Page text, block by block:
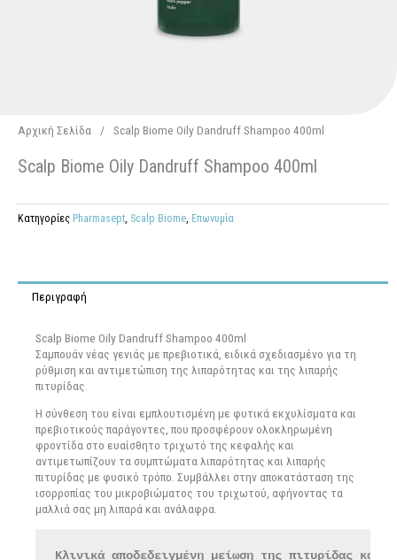
Αρχική Σελίδα / Scalp Biome Oily Dandruff Shampoo 400ml
Scalp Biome Oily Dandruff Shampoo 400ml
Κατηγορίες Pharmasept Scalp Biome Επωνυμία
Περιγραφή
Scalp Biome Oily Dandruff Shampoo 400ml
Σαμπουάν νέας γενιάς με πρεβιοτικά, ειδικά σχεδιασμένο για τη
ρύθμιση και αντιμετώπιση της λιπαρότητας και της λιπαρής
πιτυρίδας.
Η σύνθεση του είναι εμπλουτισμένη με φυτικά εκχυλίσματα και
πρεβιοτικούς παράγοντες, που προσφέρουν ολοκληρωμένη
φροντίδα στο ευαίσθητο τριχωτό της κεφαλής και
αντιμετωπίζουν τα συμπτώματα λιπαρότητας και λιπαρής
πιτυρίδας με φυσικό τρόπο. Συμβάλλει στην αποκατάσταση της
ισορροπίας του μικροβιώματος του τριχωτού, αφήνοντας τα
μαλλιά σας μη λιπαρά και ανάλαφρα.
Κλινικά αποδεδειγμένη μείωση της πιτυρίδας και